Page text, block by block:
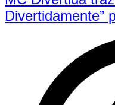
Divertidamente”